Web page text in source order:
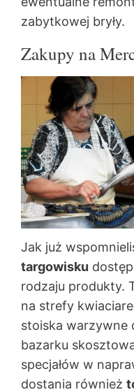
zabytkowej bryły.
Zakupy na
Jak już
targowisku
rodzaju produkty.
na strefy
stoiska warzywne
bazarku
specjałów w
dostania również